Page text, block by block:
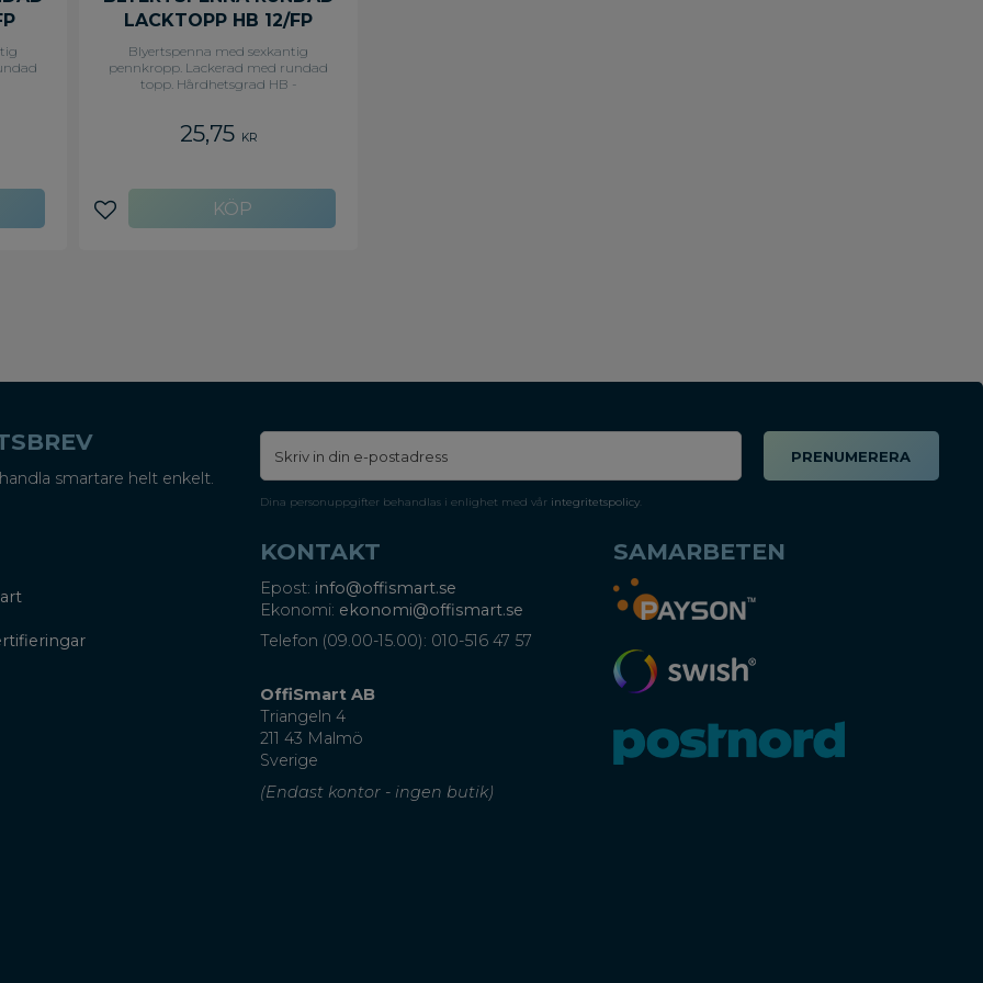
LACKTOPP HB 12/FP
Blyertspenna med sexkantig
pennkropp. Lackerad med rundad
topp. Hårdhetsgrad HB -
25,75 KR
Lägg till i favoriter
smartare helt enkelt.
PRENUMERERA
Dina personuppgifter behandlas i enlighet med vår integritetspolicy.
KONTAKT
Epost: info@offismart.se
Ekonomi: ekonomi@offismart.se
Telefon (09.00-15.00): 010-516 47 57
OffiSmart AB
Triangeln 4
211 43 Malmö
Sverige
(Endast kontor - ingen butik)
SAMARBETEN